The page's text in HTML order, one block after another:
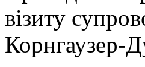
візиту
Корнгаузер-